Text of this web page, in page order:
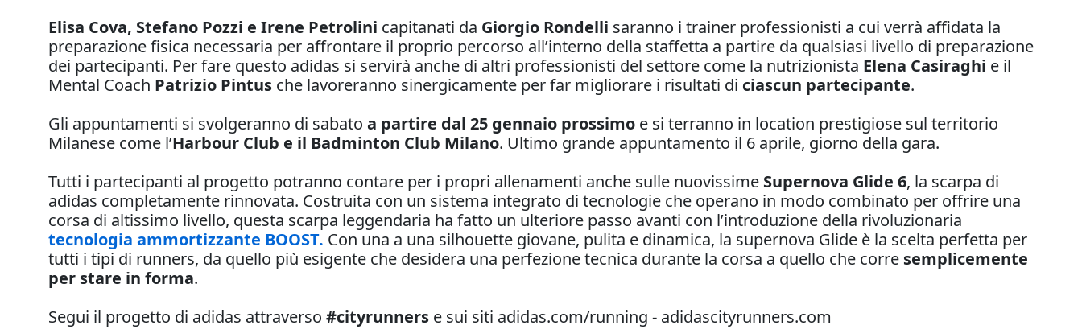
Elisa Cova, Stefano Pozzi e Irene Petrolini capitanati da Giorgio Rondelli saranno i trainer professionisti a cui verrà affidata la
preparazione fisica necessaria per affrontare il proprio percorso all’interno della staffetta a partire da qualsiasi livello di preparazione
dei partecipanti. Per fare questo adidas si servirà anche di altri professionisti del settore come la nutrizionista Elena Casiraghi e il
Mental Coach Patrizio Pintus che lavoreranno sinergicamente per far migliorare i risultati di ciascun partecipante.
Gli appuntamenti si svolgeranno di sabato a partire dal 25 gennaio prossimo e si terranno in location prestigiose sul territorio
Milanese come l’Harbour Club e il Badminton Club Milano. Ultimo grande appuntamento il 6 aprile, giorno della gara.
Tutti i partecipanti al progetto potranno contare per i propri allenamenti anche sulle nuovissime Supernova Glide 6, la scarpa di
adidas completamente rinnovata. Costruita con un sistema integrato di tecnologie che operano in modo combinato per offrire una
corsa di altissimo livello, questa scarpa leggendaria ha fatto un ulteriore passo avanti con l’introduzione della rivoluzionaria
tecnologia ammortizzante BOOST. Con una a una silhouette giovane, pulita e dinamica, la supernova Glide è la scelta perfetta per
tutti i tipi di runners, da quello più esigente che desidera una perfezione tecnica durante la corsa a quello che corre semplicemente
per stare in forma.
Segui il progetto di adidas attraverso #cityrunners e sui siti adidas.com/running - adidascityrunners.com